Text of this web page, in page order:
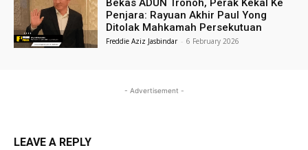
Bekas ADUN Tronoh, Perak Kekal Ke
Penjara: Rayuan Akhir Paul Yong
Ditolak Mahkamah Persekutuan
Freddie Aziz Jasbindar - 6 February 2026
- Advertisement -
LEAVE A REPLY